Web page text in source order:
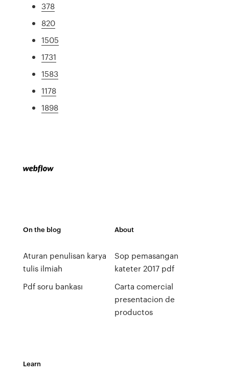
378
820
1505
1731
1583
1178
1898
On the blog
Aturan penulisan karya
tulis ilmiah
Pdf soru bankası
About
Sop pemasangan
kateter 2017 pdf
Carta comercial
presentacion de
productos
Learn